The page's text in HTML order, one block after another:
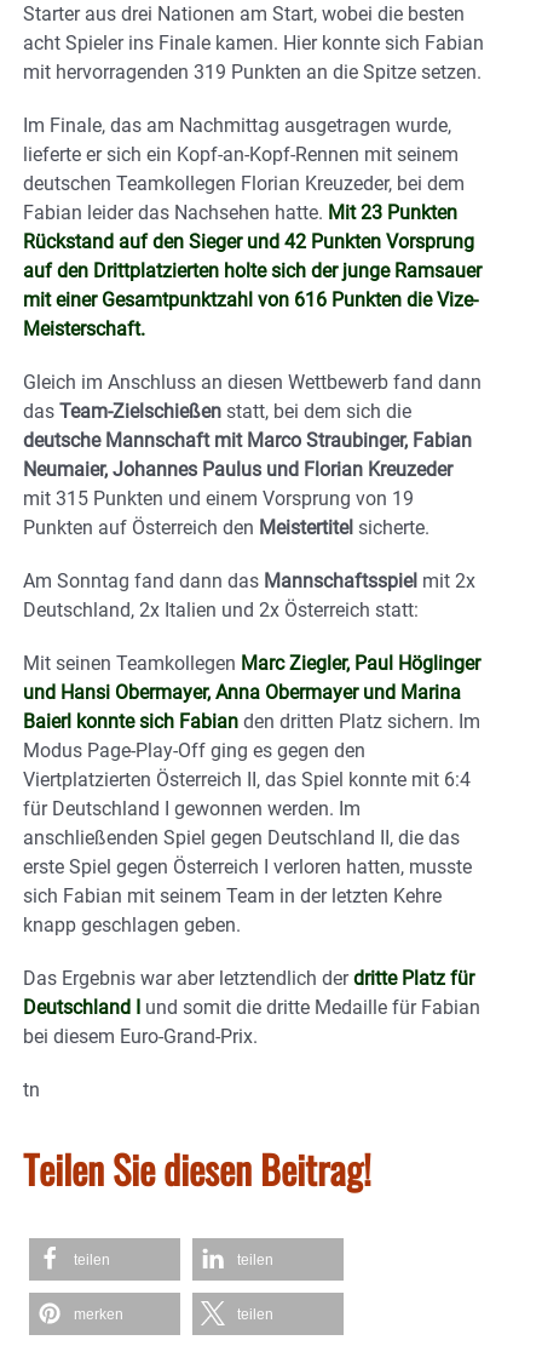
Starter aus drei Nationen am Start, wobei die besten
acht Spieler ins Finale kamen. Hier konnte sich Fabian
mit hervorragenden 319 Punkten an die Spitze setzen.
Im Finale, das am Nachmittag ausgetragen wurde,
lieferte er sich ein Kopf-an-Kopf-Rennen mit seinem
deutschen Teamkollegen Florian Kreuzeder, bei dem
Fabian leider das Nachsehen hatte. Mit 23 Punkten
Rückstand auf den Sieger und 42 Punkten Vorsprung
auf den Drittplatzierten holte sich der junge Ramsauer
mit einer Gesamtpunktzahl von 616 Punkten die Vize-
Meisterschaft.
Gleich im Anschluss an diesen Wettbewerb fand dann
das Team-Zielschießen statt, bei dem sich die
deutsche Mannschaft mit Marco Straubinger, Fabian
Neumaier, Johannes Paulus und Florian Kreuzeder
mit 315 Punkten und einem Vorsprung von 19
Punkten auf Österreich den Meistertitel sicherte.
Am Sonntag fand dann das Mannschaftsspiel mit 2x
Deutschland, 2x Italien und 2x Österreich statt:
Mit seinen Teamkollegen Marc Ziegler, Paul Höglinger
und Hansi Obermayer, Anna Obermayer und Marina
Baierl konnte sich Fabian den dritten Platz sichern. Im
Modus Page-Play-Off ging es gegen den
Viertplatzierten Österreich II, das Spiel konnte mit 6:4
für Deutschland I gewonnen werden. Im
anschließenden Spiel gegen Deutschland II, die das
erste Spiel gegen Österreich I verloren hatten, musste
sich Fabian mit seinem Team in der letzten Kehre
knapp geschlagen geben.
Das Ergebnis war aber letztendlich derdritte Platz für
Deutschland I und somit die dritte Medaille für Fabian
bei diesem Euro-Grand-Prix.
tn
Teilen Sie diesen Beitrag!
teilen teilen
merken teilen